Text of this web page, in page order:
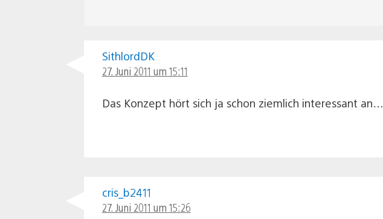
SithlordDK
27. Juni 2011 um 15:11
Das Konzept hört sich ja schon ziemlich interessant an…
cris_b2411
27. Juni 2011 um 15:26